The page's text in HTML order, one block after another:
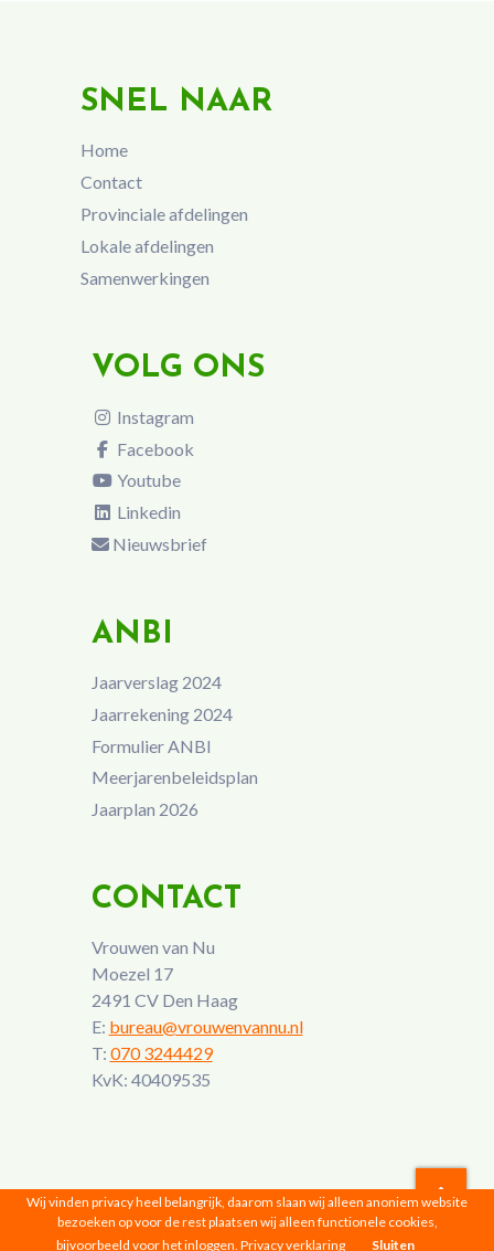
SNEL NAAR
Home
Contact
Provinciale afdelingen
Lokale afdelingen
Samenwerkingen
VOLG ONS
Instagram
Facebook
Youtube
Linkedin
Nieuwsbrief
ANBI
Jaarverslag 2024
Jaarrekening 2024
Formulier ANBI
Meerjarenbeleidsplan
Jaarplan 2026
CONTACT
Vrouwen van Nu
Moezel 17
2491 CV Den Haag
E: bureau@vrouwenvannu.nl
T: 070 3244429
KvK: 40409535
Vrouwen van Nu © 2026 |Privacyverklaring
Wij vinden privacy heel belangrijk, daarom slaan wij alleen anoniem website
bezoeken op voor de rest plaatsen wij alleen functionele cookies,
bijvoorbeeld voor het inloggen. Privacy verklaring Sluiten